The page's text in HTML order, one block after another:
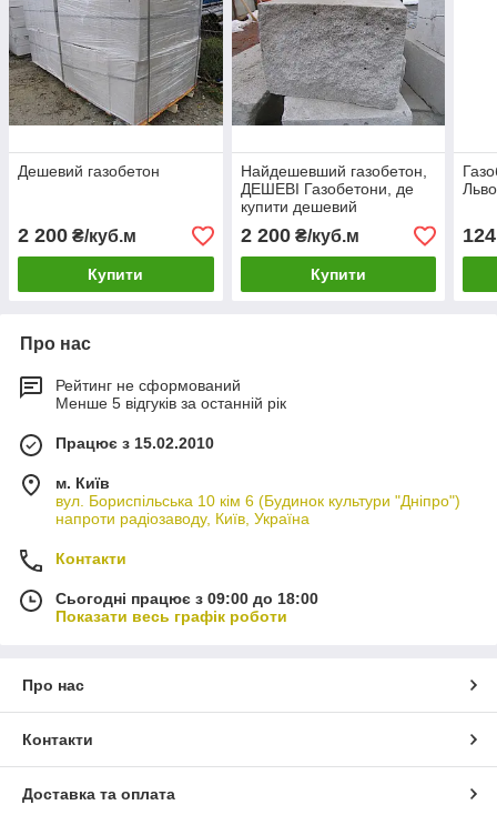
Дешевий газобетон
2 200 ₴/куб.м
Купити
Найдешевший газобетон,
ДЕШЕВІ Газобетони, де
купити дешевий
2 200₴/куб.м
Купити
124
Про нас
Рейтинг не сформований
Менше 5 відгуків за останній рік
Працює з 15.02.2010
м. Київ
вул. Бориспільська 10 кім 6 (Будинок культури "Дніпро")
напроти радіозаводу, Київ, Україна
Контакти
Сьогодні працює з 09:00 до 18:00
Показати весь графік роботи
Про нас
Контакти
Доставка та оплата